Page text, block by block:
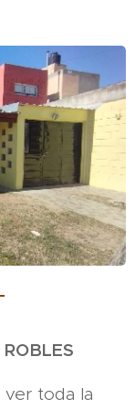
ver toda la